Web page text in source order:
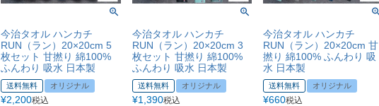
今治タオル ハンカチ
RUN（ラン）20×20cm 5
枚セット 甘撚り 綿100%
ふんわり 吸水 日本製
送料無料 オリジナル
¥2,200税込
今治タオル ハンカチ
RUN（ラン）20×20cm 3
枚セット 甘撚り 綿100%
ふんわり 吸水 日本製
送料無料 オリジナル
¥1,390税込
今治タオル ハンカチ
RUN（ラン）20×20cm 甘
撚り 綿100% ふんわり 吸
水 日本製
送料無料 オリジナル
¥660税込